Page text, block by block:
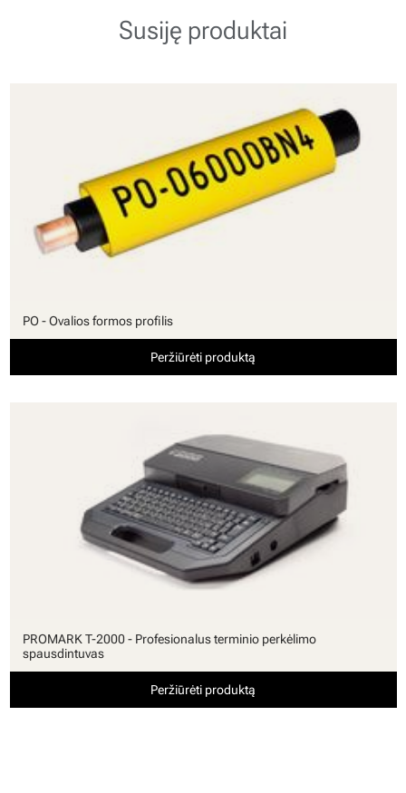
Susiję produktai
PO - Ovalios formos profilis
Peržiūrėti produktą
PROMARK T-2000 - Profesionalus terminio perkėlimo
spausdintuvas
Peržiūrėti produktą